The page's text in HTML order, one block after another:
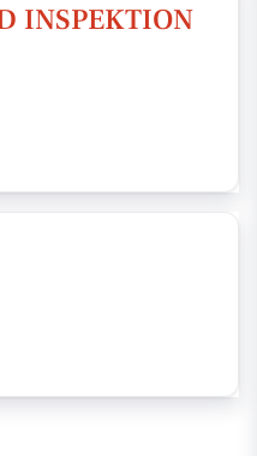
INSPEKTION